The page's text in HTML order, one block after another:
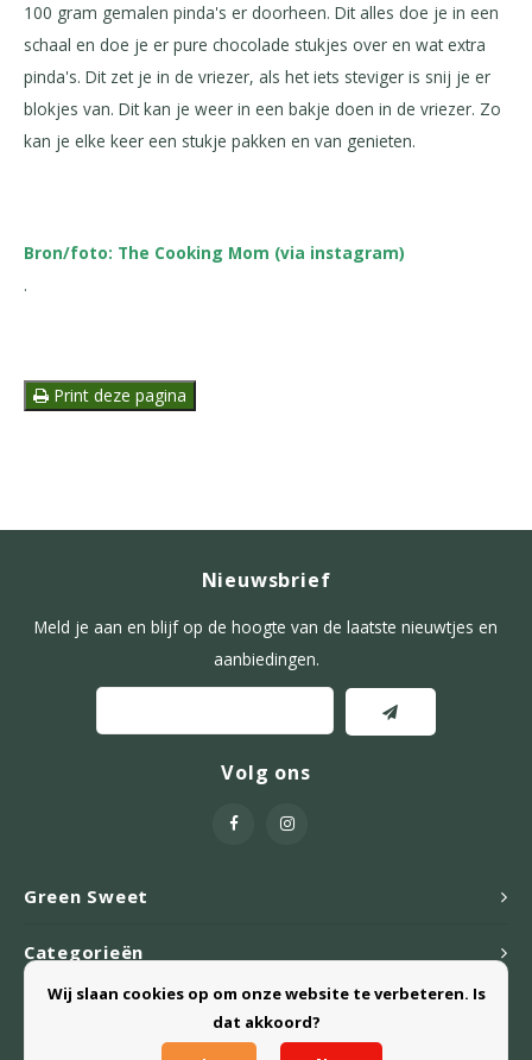
100 gram gemalen pinda's er doorheen. Dit alles doe je in een
schaal en doe je er pure chocolade stukjes over en wat extra
pinda's. Dit zet je in de vriezer, als het iets steviger is snij je er
blokjes van. Dit kan je weer in een bakje doen in de vriezer. Zo
kan je elke keer een stukje pakken en van genieten.
Bron/foto: The Cooking Mom (via instagram)
.
Print deze pagina
Green Sweet
Nieuwsbrief
Meld je aan en blijf op de hoogte van de laatste nieuwtjes en
aanbiedingen.
Volg ons
Categorieën
Webshop
Wij slaan cookies op om onze website te verbeteren. Is
dat akkoord?